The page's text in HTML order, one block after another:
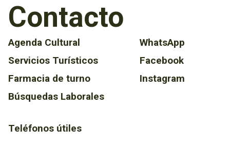
Contacto
Agenda Cultural
Servicios Turísticos
Farmacia de turno
Búsquedas Laborales
Teléfonos útiles
WhatsApp
Facebook
Instagram